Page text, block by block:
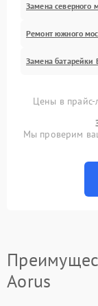
Замена северного
Ремонт южного
Замена батарейки
Цены в прайс-
Мы проверим
Aorus